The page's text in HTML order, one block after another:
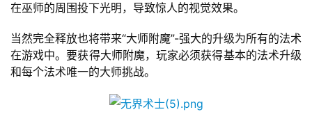
机
游
戏
在巫师的周围投下光明，导致惊人的视觉效果。
当然完全释放也将带来“大师附魔”-强大的升级为所有的法术
在游戏中。要获得大师附魔，玩家必须获得基本的法术升级
和每个法术唯一的大师挑战。